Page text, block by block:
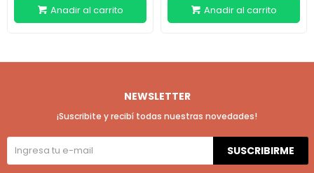
NEWSLETTER
¡Suscribite y recibí todas nuestras novedades!
SUSCRIBIRME